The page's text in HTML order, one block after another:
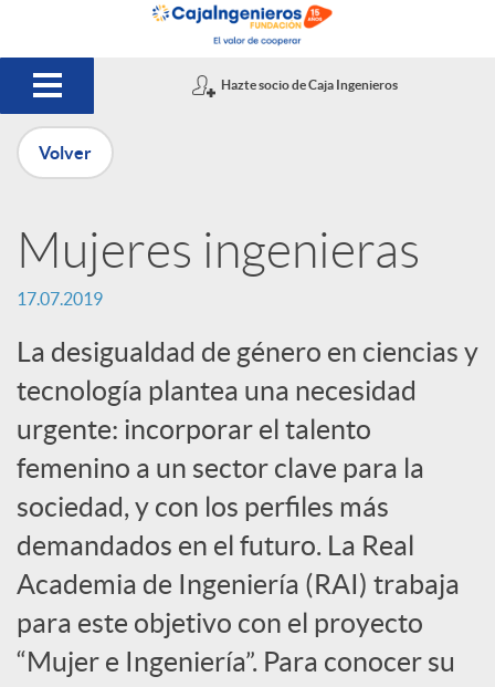
Saltar al contenido principal
Hazte socio de Caja Ingenieros
u
b
l
i
c
a
Volver
Mujeres ingenieras
17.07.2019
La desigualdad de género en ciencias y
tecnología plantea una necesidad
urgente: incorporar el talento
femenino a un sector clave para la
sociedad, y con los perfiles más
demandados en el futuro. La Real
Academia de Ingeniería (RAI) trabaja
para este objetivo con el proyecto
“Mujer e Ingeniería”. Para conocer su